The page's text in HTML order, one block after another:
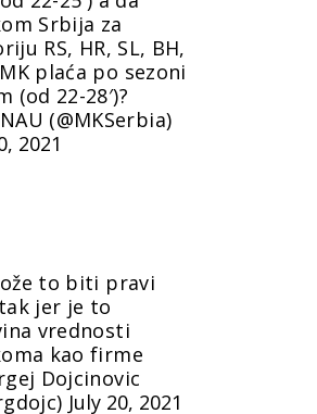
Srbija za
RS, HR, SL, BH,
plaća po sezoni
(od 22-28′)?
(@MKSerbia)
2021
to biti pravi
jer je to
vrednosti
kao firme
Dojcinovic
July 20, 2021